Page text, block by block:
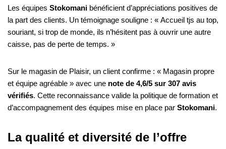
Les équipes Stokomani bénéficient d’appréciations positives de
la part des clients. Un témoignage souligne : « Accueil tjs au top,
souriant, si trop de monde, ils n’hésitent pas à ouvrir une autre
caisse, pas de perte de temps. »
Sur le magasin de Plaisir, un client confirme : « Magasin propre
et équipe agréable » avec une note de 4,6/5 sur 307 avis
vérifiés. Cette reconnaissance valide la politique de formation et
d’accompagnement des équipes mise en place par Stokomani.
La qualité et diversité de l’offre